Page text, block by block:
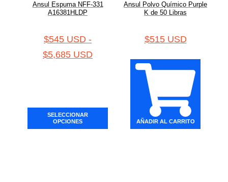
Ansul Espuma NFF-331
A16381HLDP
$545 USD -
$5,685 USD
SELECCIONAR
OPCIONES
Ansul Polvo Químico Purple
K de 50 Libras
$515 USD
AÑADIR AL CARRITO